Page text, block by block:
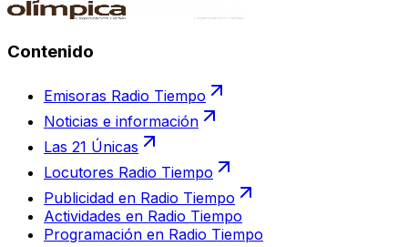
Contenido
Emisoras Radio Tiempo
Noticias e información
Las 21 Únicas
Locutores Radio Tiempo
Publicidad en Radio Tiempo
Actividades en Radio Tiempo
Programación en Radio Tiempo